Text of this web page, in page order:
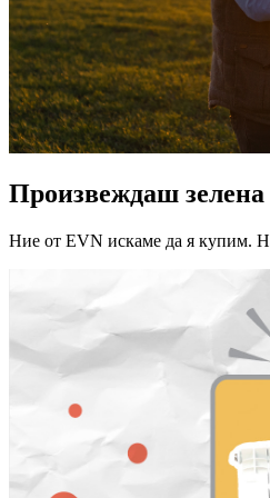
Произвеждаш зелена
Ние от EVN искаме да я купим.